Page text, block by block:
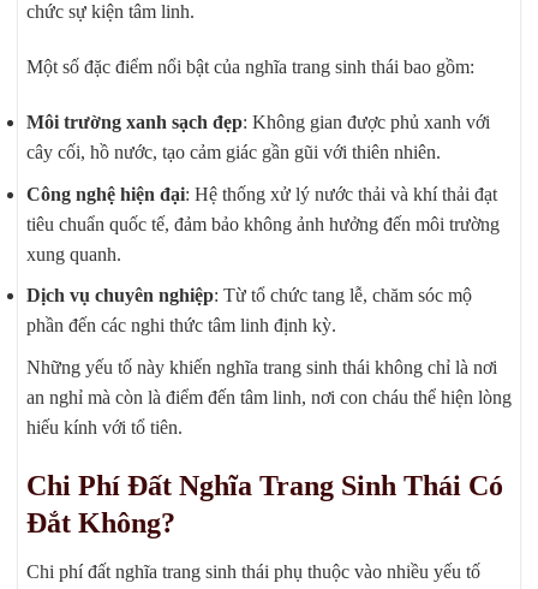
chức sự kiện tâm linh.
Một số đặc điểm nổi bật của nghĩa trang sinh thái bao gồm:
Môi trường xanh sạch đẹp: Không gian được phủ xanh với
cây cối, hồ nước, tạo cảm giác gần gũi với thiên nhiên.
Công nghệ hiện đại: Hệ thống xử lý nước thải và khí thải đạt
tiêu chuẩn quốc tế, đảm bảo không ảnh hưởng đến môi trường
xung quanh.
Dịch vụ chuyên nghiệp: Từ tổ chức tang lễ, chăm sóc mộ
phần đến các nghi thức tâm linh định kỳ.
Những yếu tố này khiến nghĩa trang sinh thái không chỉ là nơi
an nghỉ mà còn là điểm đến tâm linh, nơi con cháu thể hiện lòng
hiếu kính với tổ tiên.
Chi Phí Đất Nghĩa Trang Sinh Thái Có
Đắt Không?
Chi phí đất nghĩa trang sinh thái phụ thuộc vào nhiều yếu tố